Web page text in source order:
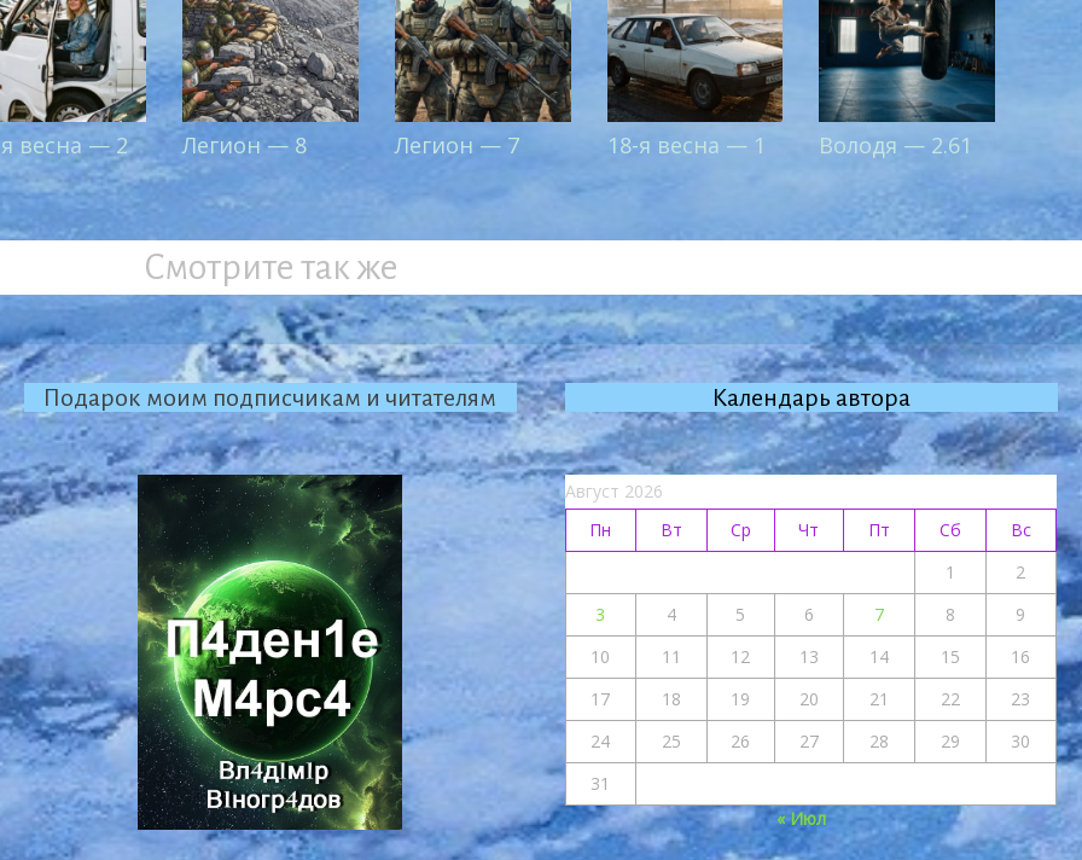
я весна — 2 Легион — 8 Легион — 7 18-я весна — 1 Володя — 2.61
Смотрите так же
Подарок моим подписчикам и читателям Календарь автора
Август 2026
Пн
Вт Ср Чт Пт Сб
Вс
1
2
3
4 5 6 7 8
9
10
11 12 13 14 15
16
17
18 19 20 21 22
23
24
25 26 27 28 29
30
31
« Июл